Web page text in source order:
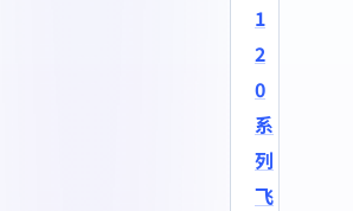
1
2
0
系
列
飞